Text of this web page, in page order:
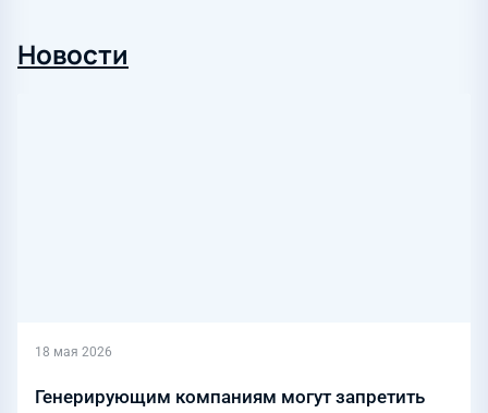
Новости
18 мая 2026
Генерирующим компаниям могут запретить